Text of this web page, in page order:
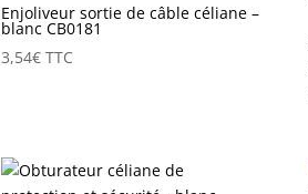
Enjoliveur sortie de câble céliane –
blanc CB0181
3,54€ TTC